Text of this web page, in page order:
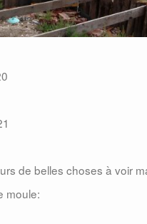
de belles choses à voir
moule: